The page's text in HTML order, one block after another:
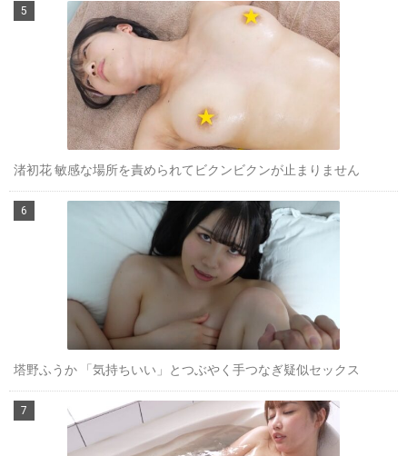
渚初花 敏感な場所を責められてビクンビクンが止まりません
塔野ふうか 「気持ちいい」とつぶやく手つなぎ疑似セックス